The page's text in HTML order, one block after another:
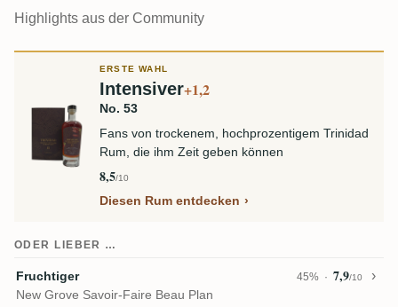
Highlights aus der Community
ERSTE WAHL
Intensiver+1,2
No. 53
Fans von trockenem, hochprozentigem Trinidad
Rum, die ihm Zeit geben können
8,5/10
Diesen Rum entdecken
ODER LIEBER …
Fruchtiger 45% 7,9/10
New Grove Savoir-Faire Beau Plan